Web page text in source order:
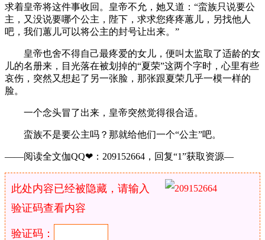
求着皇帝将这件事收回。皇帝不允，她又道：“蛮族只说要公
主，又没说要哪个公主，陛下，求求您疼疼蕙儿，另找他人
吧，我们蕙儿可以将公主的封号让出来。”
皇帝也舍不得自己最疼爱的女儿，便叫太监取了适龄的女
儿的名册来，目光落在被划掉的“夏荣”这两个字时，心里有些
哀伤，突然又想起了另一张脸，那张跟夏荣几乎一模一样的
脸。
一个念头冒了出来，皇帝突然觉得很合适。
蛮族不是要公主吗？那就给他们一个“公主”吧。
——阅读全文伽QQ❤：209152664，回复“1”获取资源—
此处内容已经被隐藏，请输入
验证码查看内容
验证码：